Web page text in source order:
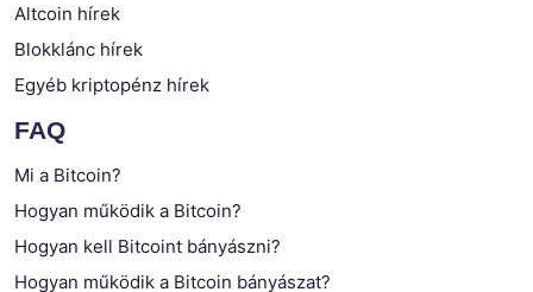
Altcoin hírek
Blokklánc hírek
Egyéb kriptopénz hírek
FAQ
Mi a Bitcoin?
Hogyan működik a Bitcoin?
Hogyan kell Bitcoint bányászni?
Hogyan működik a Bitcoin bányászat?